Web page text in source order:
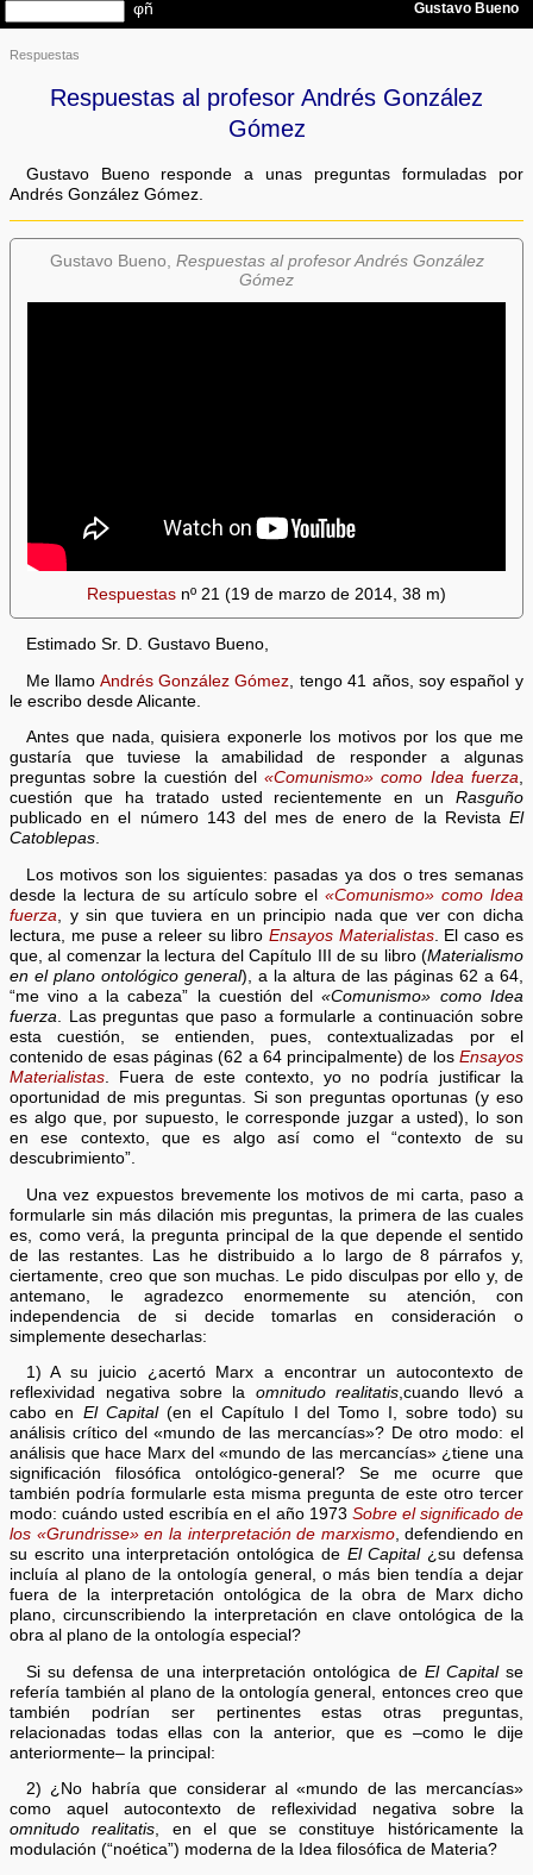
Respuestas
Respuestas al profesor Andrés González
Gómez
Gustavo Bueno responde a unas preguntas formuladas por
Andrés González Gómez.
Gustavo Bueno, Respuestas al profesor Andrés González
Gómez
Respuestas nº 21 (19 de marzo de 2014, 38 m)
Estimado Sr. D. Gustavo Bueno,
Me llamo Andrés González Gómez , tengo 41 años, soy español y
le escribo desde Alicante.
Antes que nada, quisiera exponerle los motivos por los que me
gustaría que tuviese la amabilidad de responder a algunas
preguntas sobre la cuestión del«Comunismo» como Idea fuerza,
cuestión que ha tratado usted recientemente en un Rasguño
publicado en el número 143 del mes de enero de la Revista El
Catoblepas.
Los motivos son los siguientes: pasadas ya dos o tres semanas
desde la lectura de su artículo sobre el«Comunismo» como Idea
fuerza , y sin que tuviera en un principio nada que ver con dicha
lectura, me puse a releer su libroEnsayos Materialistas. El caso es
que, al comenzar la lectura del Capítulo III de su libro (Materialismo
en el plano ontológico general), a la altura de las páginas 62 a 64,
“me vino a la cabeza” la cuestión del«Comunismo» como Idea
fuerza . Las preguntas que paso a formularle a continuación sobre
esta cuestión, se entienden, pues, contextualizadas por el
contenido de esas páginas (62 a 64 principalmente) de los Ensayos
Materialistas . Fuera de este contexto, yo no podría justificar la
oportunidad de mis preguntas. Si son preguntas oportunas (y eso
es algo que, por supuesto, le corresponde juzgar a usted), lo son
en ese contexto, que es algo así como el “contexto de su
descubrimiento”.
Una vez expuestos brevemente los motivos de mi carta, paso a
formularle sin más dilación mis preguntas, la primera de las cuales
es, como verá, la pregunta principal de la que depende el sentido
de las restantes. Las he distribuido a lo largo de 8 párrafos y,
ciertamente, creo que son muchas. Le pido disculpas por ello y, de
antemano, le agradezco enormemente su atención, con
independencia de si decide tomarlas en consideración o
simplemente desecharlas:
1) A su juicio ¿acertó Marx a encontrar un autocontexto de
reflexividad negativa sobre la omnitudo realitatis,cuando llevó a
cabo en El Capital(en el Capítulo I del Tomo I, sobre todo) su
análisis crítico del «mundo de las mercancías»? De otro modo: el
análisis que hace Marx del «mundo de las mercancías» ¿tiene una
significación filosófica ontológico-general? Se me ocurre que
también podría formularle esta misma pregunta de este otro tercer
modo: cuándo usted escribía en el año 1973 Sobre el significado de
los «Grundrisse» en la interpretación de marxismo, defendiendo en
su escrito una interpretación ontológica de El Capital¿su defensa
incluía al plano de la ontología general, o más bien tendía a dejar
fuera de la interpretación ontológica de la obra de Marx dicho
plano, circunscribiendo la interpretación en clave ontológica de la
obra al plano de la ontología especial?
Si su defensa de una interpretación ontológica de El Capitalse
refería también al plano de la ontología general, entonces creo que
también podrían ser pertinentes estas otras preguntas,
relacionadas todas ellas con la anterior, que es –como le dije
anteriormente– la principal:
2) ¿No habría que considerar al «mundo de las mercancías»
como aquel autocontexto de reflexividad negativa sobre la
omnitudo realitatis, en el que se constituye históricamente la
modulación (“noética”) moderna de la Idea filosófica de Materia?